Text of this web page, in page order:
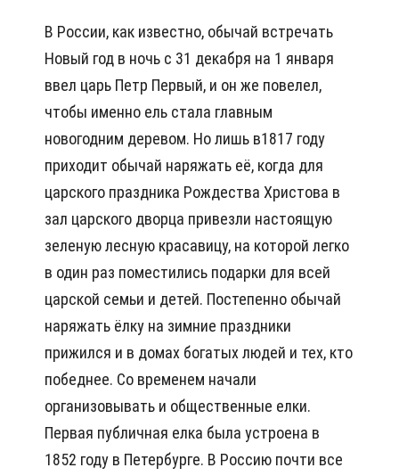
В России, как известно, обычай встречать
Новый год в ночь с 31 декабря на 1 января
ввел царь Петр Первый, и он же повелел,
чтобы именно ель стала главным
новогодним деревом. Но лишь в1817 году
приходит обычай наряжать её, когда для
царского праздника Рождества Христова в
зал царского дворца привезли настоящую
зеленую лесную красавицу, на которой легко
в один раз поместились подарки для всей
царской семьи и детей. Постепенно обычай
наряжать ёлку на зимние праздники
прижился и в домах богатых людей и тех, кто
победнее. Со временем начали
организовывать и общественные елки.
Первая публичная елка была устроена в
1852 году в Петербурге. В Россию почти все